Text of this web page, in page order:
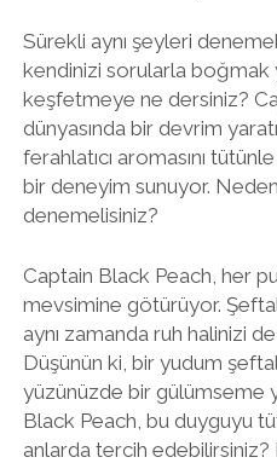
Sürekli aynı şeyleri
kendinizi sorularla boğmak
keşfetmeye ne dersiniz?
dünyasında bir devrim
ferahlatıcı aromasını
bir deneyim sunuyor.
denemelisiniz?
Captain Black Peach, her
mevsimine götürüyor.
aynı zamanda ruh halinizi
Düşünün ki, bir yudum
yüzünüzde bir gülümseme
Black Peach, bu duyguyu
anlarda tercih